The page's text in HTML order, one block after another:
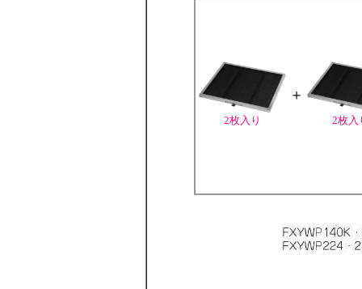
2枚入り
＋
2枚入